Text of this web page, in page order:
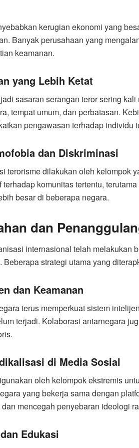
kerugian ekonomi yang
Banyak perusahaan yang
keamanan.
yang Lebih Ketat
sasaran serangan teror sering
tempat umum, dan perbatasan.
pengawasan terhadap individu
dan Diskriminasi
terorisme dilakukan oleh kelompok
komunitas tertentu,
besar di beberapa negara.
dan
internasional telah melakukan
strategi utama yang
dan Keamanan
terus memperkuat sistem
terjadi. Kolaborasi antarnegara
di Media Sosial
oleh kelompok ekstremis
yang bekerja sama dengan
mencegah penyebaran ideologi
Edukasi